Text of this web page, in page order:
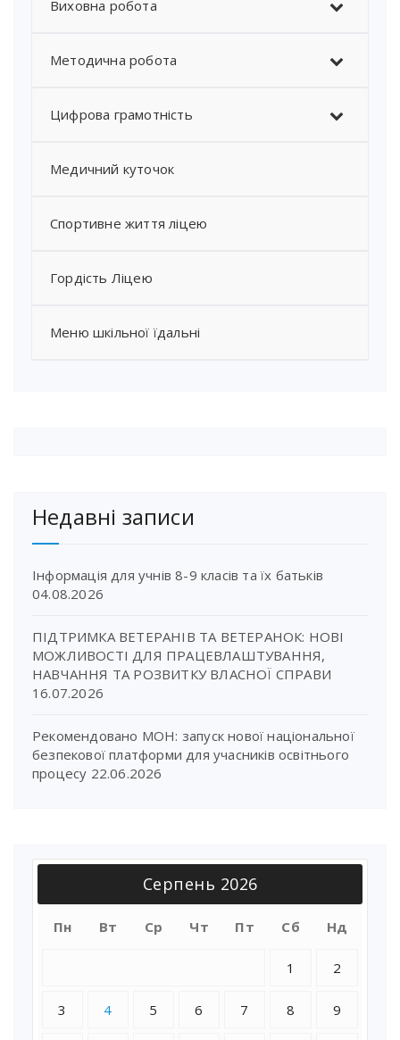
Виховна робота
Методична робота
Цифрова грамотність
Медичний куточок
Спортивне життя ліцею
Гордість Ліцею
Меню шкільної їдальні
Недавні записи
Інформація для учнів 8-9 класів та їх батьків
04.08.2026
ПІДТРИМКА ВЕТЕРАНІВ ТА ВЕТЕРАНОК: НОВІ
МОЖЛИВОСТІ ДЛЯ ПРАЦЕВЛАШТУВАННЯ,
НАВЧАННЯ ТА РОЗВИТКУ ВЛАСНОЇ СПРАВИ
16.07.2026
Рекомендовано МОН: запуск нової національної
безпекової платформи для учасників освітнього
процесу 22.06.2026
Серпень 2026
Пн Вт Ср Чт Пт Сб Нд
1 2
3 4 5 6 7 8 9